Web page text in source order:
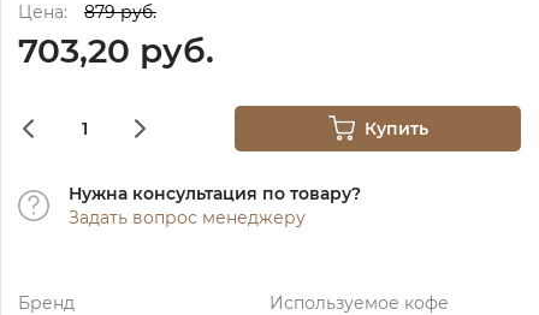
Цена: 879 руб.
703,20 руб.
Купить
Нужна консультация по товару?
Задать вопрос менеджеру
Бренд
Используемое кофе